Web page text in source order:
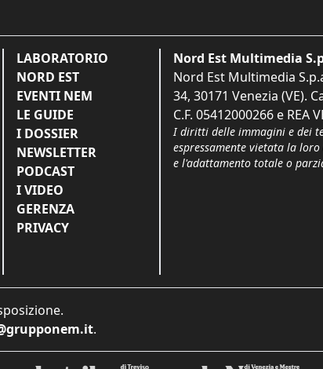
LABORATORIO
NORD EST
EVENTI NEM
LE GUIDE
I DOSSIER
NEWSLETTER
PODCAST
I VIDEO
GERENZA
PRIVACY
Nord Est Multimedia
Nord Est Multimedia
34, 30171 Venezia (VE).
C.F. 05412000266 e REA
I diritti delle immagini e dei
espressamente vietata la
e l'adattamento totale o
.